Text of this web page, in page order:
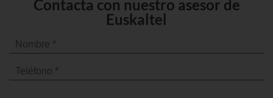
Contacta con nuestro asesor de
Euskaltel